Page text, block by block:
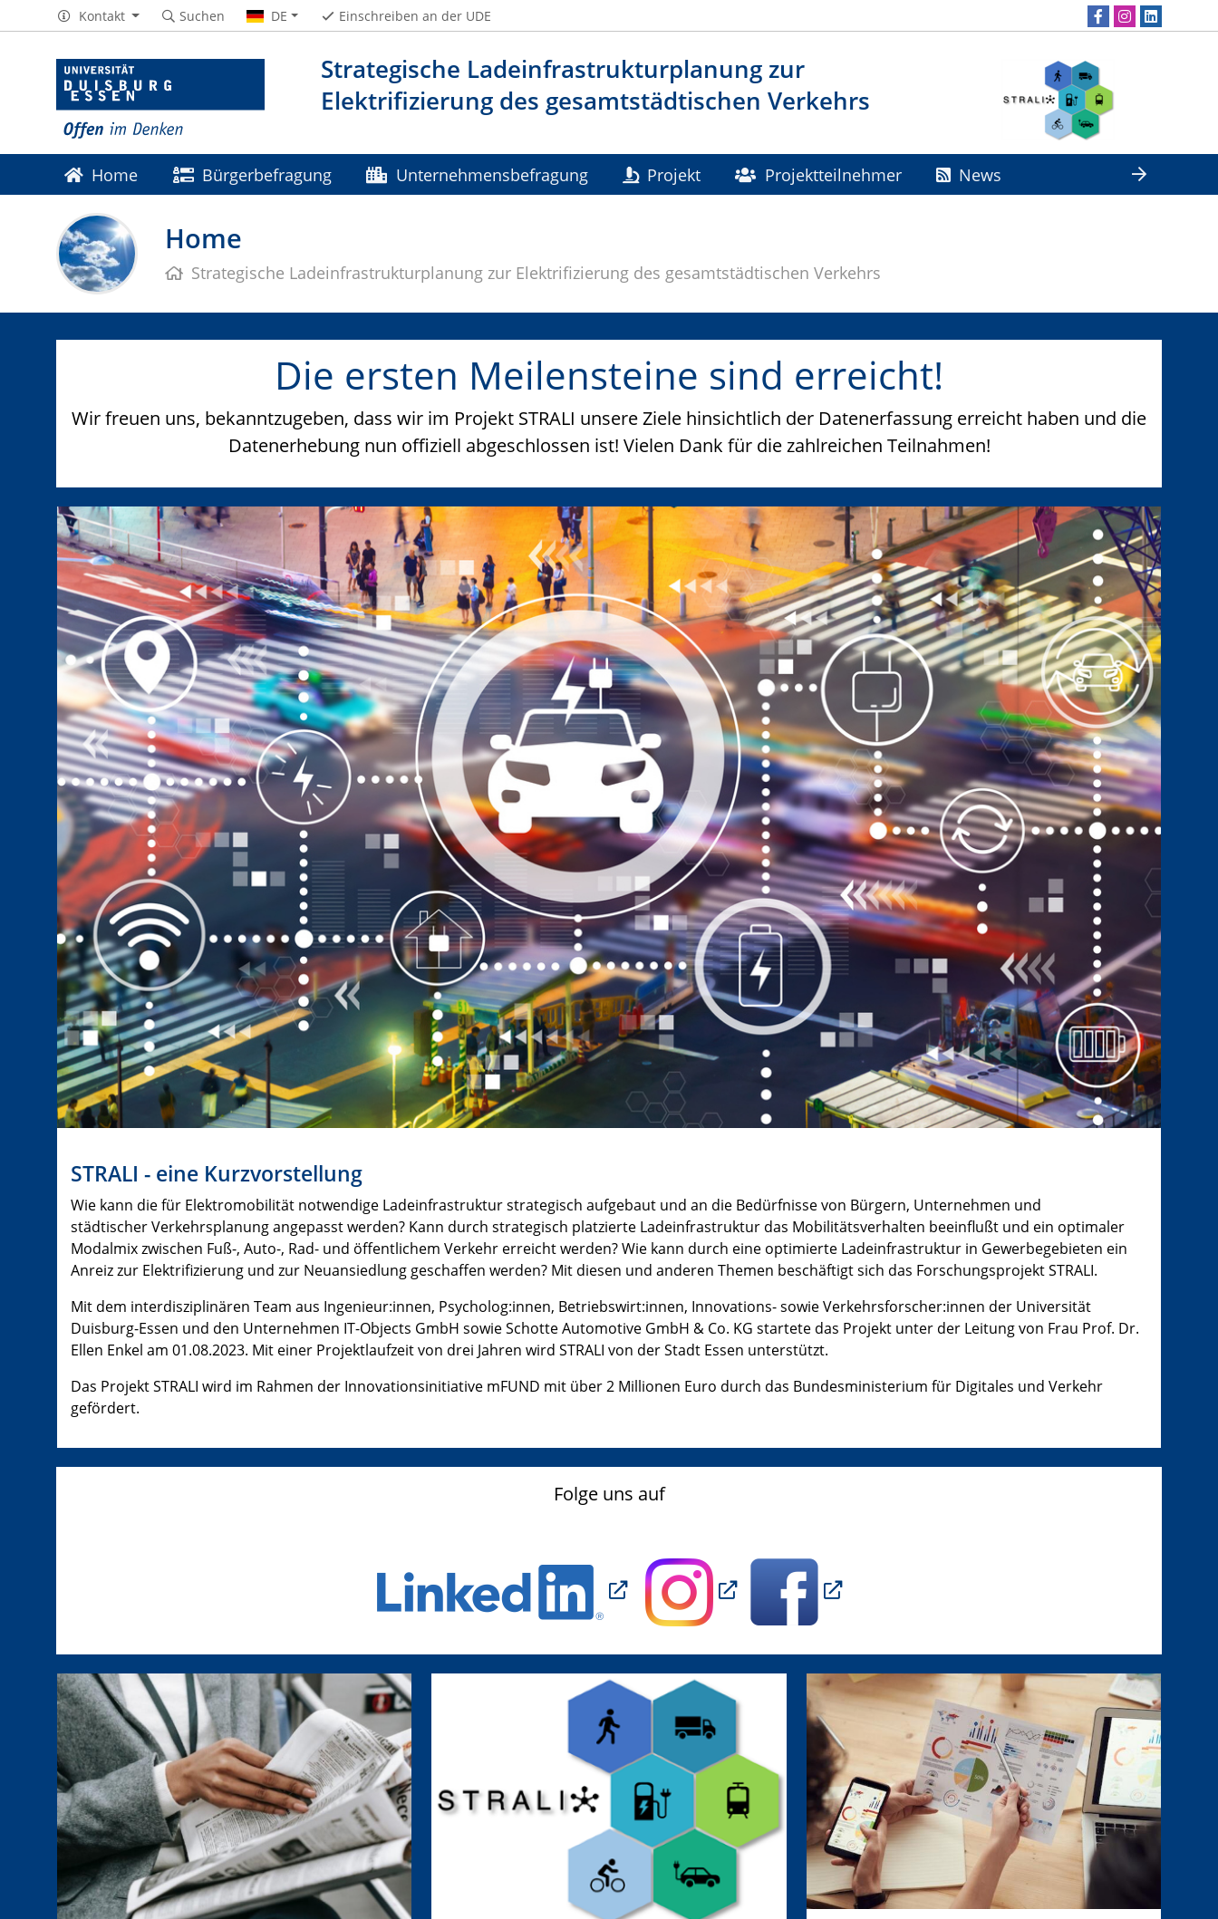
Strategische Ladeinfrastrukturplanung zur
Elektrifizierung des gesamtstädtischen Verkehrs
Kontakt Suchen DE Einschreiben an der UDE
Home Bürgerbefragung Unternehmensbefragung Projekt Projektteilnehmer
News
Publikationen
Home
Strategische Ladeinfrastrukturplanung zur Elektrifizierung des gesamtstädtischen Verkehrs
Die ersten Meilensteine sind erreicht!
Wir freuen uns, bekanntzugeben, dass wir im Projekt STRALI unsere Ziele hinsichtlich der Datenerfassung erreicht haben und die
Datenerhebung nun offiziell abgeschlossen ist! Vielen Dank für die zahlreichen Teilnahmen!
STRALI - eine Kurzvorstellung
Wie kann die für Elektromobilität notwendige Ladeinfrastruktur strategisch aufgebaut und an die Bedürfnisse von Bürgern, Unternehmen und
städtischer Verkehrsplanung angepasst werden? Kann durch strategisch platzierte Ladeinfrastruktur das Mobilitätsverhalten beeinflußt und ein optimaler
Modalmix zwischen Fuß-, Auto-, Rad- und öffentlichem Verkehr erreicht werden? Wie kann durch eine optimierte Ladeinfrastruktur in Gewerbegebieten ein
Anreiz zur Elektrifizierung und zur Neuansiedlung geschaffen werden? Mit diesen und anderen Themen beschäftigt sich das Forschungsprojekt STRALI.
Mit dem interdisziplinären Team aus Ingenieur:innen, Psycholog:innen, Betriebswirt:innen, Innovations- sowie Verkehrsforscher:innen der Universität
Duisburg-Essen und den Unternehmen IT-Objects GmbH sowie Schotte Automotive GmbH & Co. KG startete das Projekt unter der Leitung von Frau Prof. Dr.
Ellen Enkel am 01.08.2023. Mit einer Projektlaufzeit von drei Jahren wird STRALI von der Stadt Essen unterstützt.
Das Projekt STRALI wird im Rahmen der Innovationsinitiative mFUND mit über 2 Millionen Euro durch das Bundesministerium für Digitales und Verkehr
gefördert.
Folge uns auf